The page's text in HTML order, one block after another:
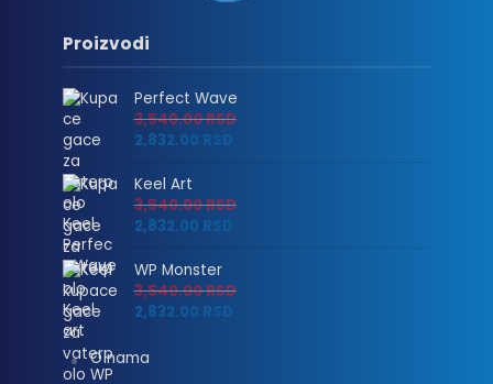
Proizvodi
Perfect Wave
3,540.00RSD
2,832.00 RSD
Keel Art
3,540.00RSD
2,832.00 RSD
WP Monster
3,540.00RSD
2,832.00 RSD
O nama